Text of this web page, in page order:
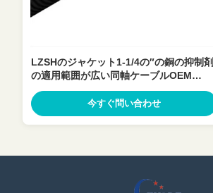
LZSHのジャケット1-1/4の″の銅の抑制剤
の適用範囲が広い同軸ケーブルOEM
ODM
今すぐ問い合わせ